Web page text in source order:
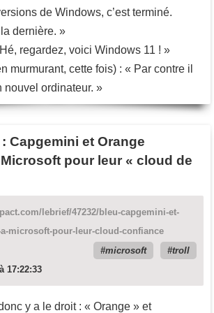
de Windows, c’est terminé.
dernière. »
regardez, voici Windows 11 ! »
murmurant, cette fois) : « Par contre il
nouvel ordinateur. »
Capgemini et Orange
pour leur « cloud de
lebrief/47232/bleu-capgemini-et-
microsoft-pour-leur-cloud-confiance
microsoft
troll
17:22:33
y a le droit : « Orange » et